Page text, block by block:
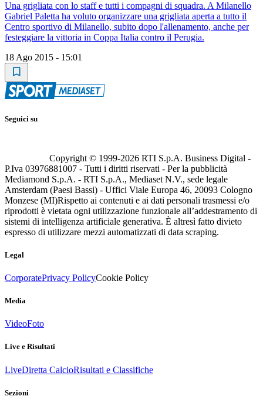
Una grigliata con lo staff e tutti i compagni di squadra. A Milanello
Gabriel Paletta ha voluto organizzare una grigliata aperta a tutto il
Centro sportivo di Milanello, subito dopo l'allenamento, anche per
festeggiare la vittoria in Coppa Italia contro il Perugia.
18 Ago 2015 - 15:01
Seguici su
Copyright © 1999-2026 RTI S.p.A. Business Digital -
P.Iva 03976881007 - Tutti i diritti riservati - Per la pubblicità
Mediamond S.p.A. - RTI S.p.A., Mediaset N.V., sede legale
Amsterdam (Paesi Bassi) - Uffici Viale Europa 46, 20093 Cologno
Monzese (MI)Rispetto ai contenuti e ai dati personali trasmessi e/o
riprodotti è vietata ogni utilizzazione funzionale all’addestramento di
sistemi di intelligenza artificiale generativa. È altresì fatto divieto
espresso di utilizzare mezzi automatizzati di data scraping.
Legal
CorporatePrivacy PolicyCookie Policy
Media
VideoFoto
Live e Risultati
LiveDiretta CalcioRisultati e Classifiche
Sezioni